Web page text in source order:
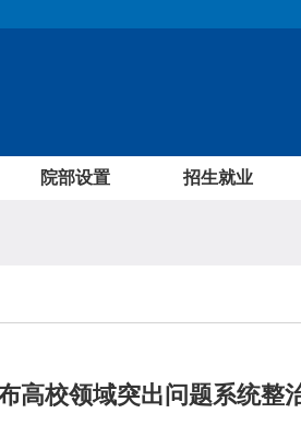
院部设置 招生就业
高校领域突出问题系统整